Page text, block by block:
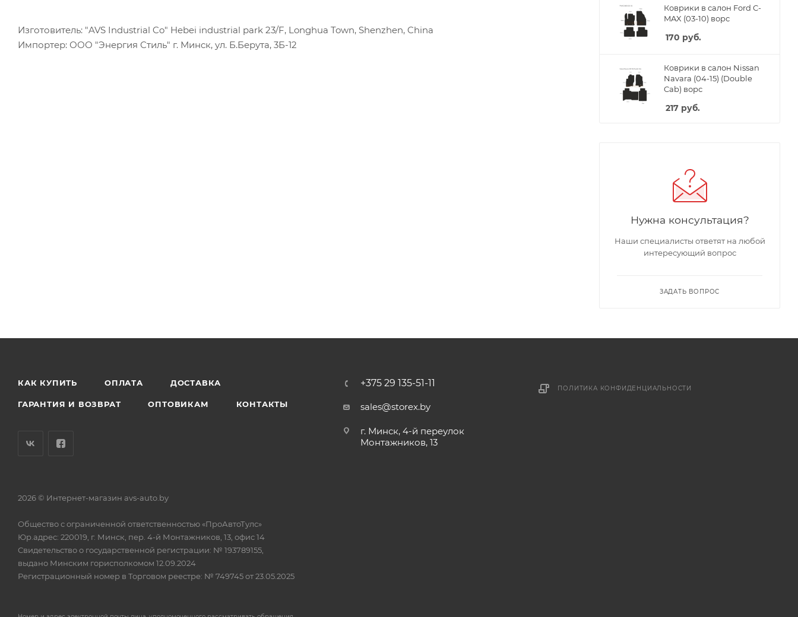
Изготовитель: "AVS Industrial Co" Hebei industrial park 23/F, Longhua Town, Shenzhen, China
Импортер: ООО "Энергия Стиль" г. Минск, ул. Б.Берута, 3Б-12
Коврики в салон Ford C-
MAX (03-10) ворс
170 руб.
Коврики в салон Nissan
Navara (04-15) (Double
Cab) ворс
217 руб.
Нужна консультация?
Наши специалисты ответят на любой
интересующий вопрос
ЗАДАТЬ ВОПРОС
КАК КУПИТЬ ОПЛАТА ДОСТАВКА
ГАРАНТИЯ И ВОЗВРАТ ОПТОВИКАМ КОНТАКТЫ
+375 29 135-51-11
sales@storex.by
г. Минск, 4-й переулок
Монтажников, 13
ПОЛИТИКА КОНФИДЕНЦИАЛЬНОСТИ
2026 © Интернет-магазин avs-auto.by
Общество с ограниченной ответственностью «ПроАвтоТулс»
Юр.адрес: 220019, г. Минск, пер. 4-й Монтажников, 13, офис 14
Свидетельство о государственной регистрации: № 193789155,
выдано Минским горисполкомом 12.09.2024
Регистрационный номер в Торговом реестре: № 749745 от 23.05.2025